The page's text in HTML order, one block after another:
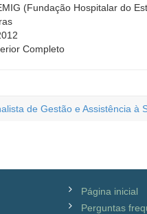
(Fundação Hospitalar do
Completo
de Gestão e Assistência
Página inicial
Perguntas